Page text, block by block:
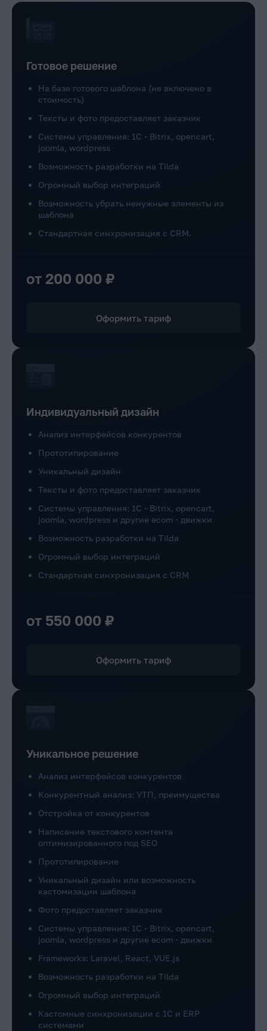
Готовое решение
На базе готового шаблона (не включено в
стоимость)
Тексты и фото предоставляет заказчик
Системы управления: 1C - Bitrix, opencart,
joomla, wordpress
Возможность разработки на Tilda
Огромный выбор интеграций
Возможность убрать ненужные элементы из
шаблона
Стандартная синхронизация с CRM.
от 200 000 ₽
Оформить тариф
Индивидуальный дизайн
Анализ интерфейсов конкурентов
Прототипирование
Уникальный дизайн
Тексты и фото предоставляет заказчик
Системы управления: 1C - Bitrix, opencart,
joomla, wordpress и другие ecom - движки
Возможность разработки на Tilda
Огромный выбор интеграций
Стандартная синхронизация с CRM
от 550 000 ₽
Оформить тариф
Уникальное решение
Анализ интерфейсов конкурентов
Конкурентный анализ: УТП, преимущества
Отстройка от конкурентов
Написание текстового контента
оптимизированного под SEO
Прототипирование
Уникальный дизайн или возможность
кастомизации шаблона
Фото предоставляет заказчик
Системы управления: 1C - Bitrix, opencart,
joomla, wordpress и другие ecom - движки
Frameworks: Laravel, React, VUE.js
Возможность разработки на Tilda
Огромный выбор интеграций
Кастомные синхронизации с 1С и ERP
системами